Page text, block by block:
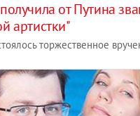
от Путина
артистки"
торжественное